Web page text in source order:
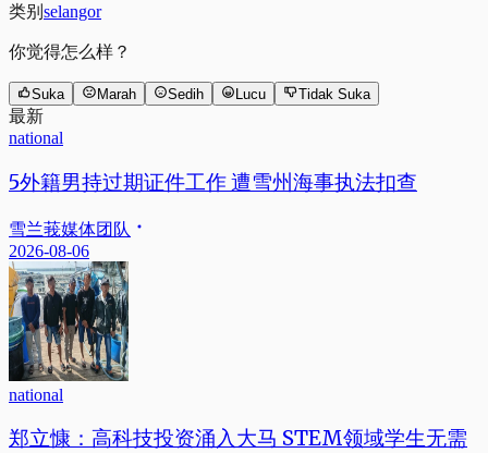
类别 selangor
你觉得怎么样？
Suka Marah Sedih Lucu Tidak Suka
最新
national
5外籍男持过期证件工作 遭雪州海事执法扣查
雪兰莪媒体团队
2026-08-06
national
郑立慷：高科技投资涌入大马 STEM领域学生无需